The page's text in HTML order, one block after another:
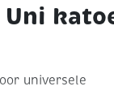
universele